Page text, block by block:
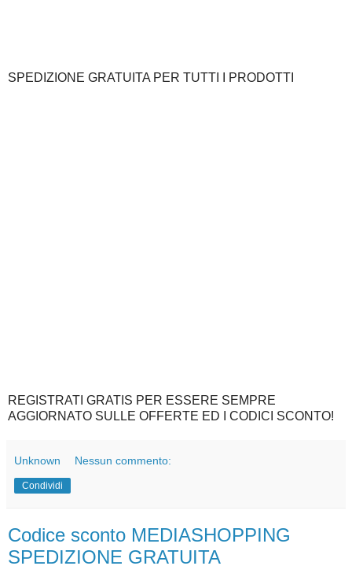
SPEDIZIONE GRATUITA PER TUTTI I PRODOTTI
REGISTRATI GRATIS PER ESSERE SEMPRE
AGGIORNATO SULLE OFFERTE ED I CODICI SCONTO!
Unknown Nessun commento:
Condividi
Codice sconto MEDIASHOPPING
SPEDIZIONE GRATUITA